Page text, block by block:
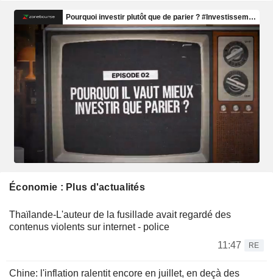
Économie : Plus d'actualités
Thaïlande-L'auteur de la fusillade avait regardé des
contenus violents sur internet - police
11:47
RE
Chine: l'inflation ralentit encore en juillet, en deçà des